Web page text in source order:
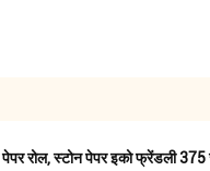
रोल,स्टोन पेपर इको फ्रेंडली 375